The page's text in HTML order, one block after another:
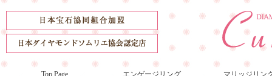
Top Page エンゲージリング マリッジリン